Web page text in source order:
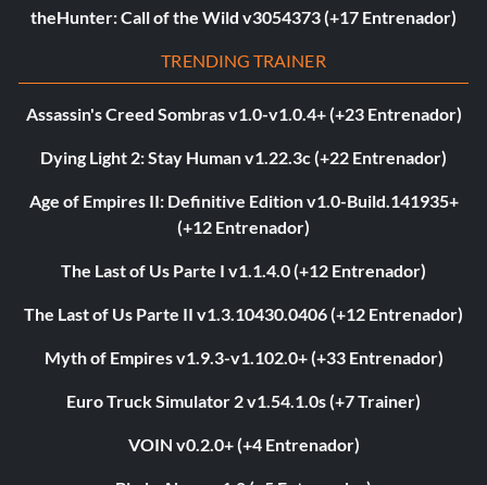
theHunter: Call of the Wild v3054373 (+17 Entrenador)
TRENDING TRAINER
Assassin's Creed Sombras v1.0-v1.0.4+ (+23 Entrenador)
Dying Light 2: Stay Human v1.22.3c (+22 Entrenador)
Age of Empires II: Definitive Edition v1.0-Build.141935+
(+12 Entrenador)
The Last of Us Parte I v1.1.4.0 (+12 Entrenador)
The Last of Us Parte II v1.3.10430.0406 (+12 Entrenador)
Myth of Empires v1.9.3-v1.102.0+ (+33 Entrenador)
Euro Truck Simulator 2 v1.54.1.0s (+7 Trainer)
VOIN v0.2.0+ (+4 Entrenador)